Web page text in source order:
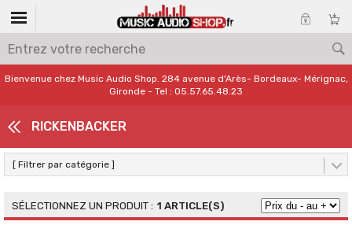
Bienvenue chez Music Audio Shop. 284 avenue d'Arès- Bordeaux- Mérignac,
Gironde - Tel : 05.57.65.48.23
RICKENBACKER
[ Filtrer par catégorie ]
1 ARTICLE(S)